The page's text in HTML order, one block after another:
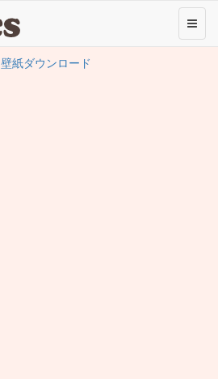
壁紙ダウンロード